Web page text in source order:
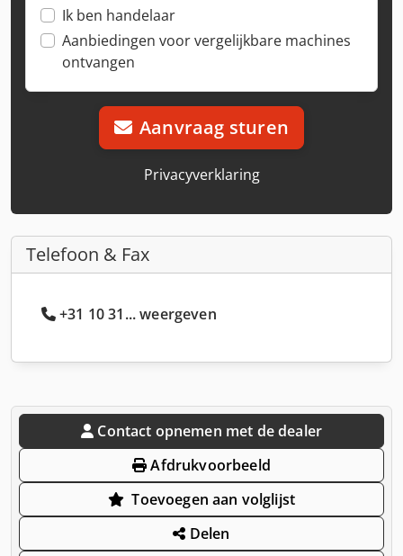
Ik ben handelaar
Aanbiedingen voor vergelijkbare machines
ontvangen
Aanvraag sturen
Privacyverklaring
Telefoon & Fax
+31 10 31... weergeven
Contact opnemen met de dealer
Afdrukvoorbeeld
Toevoegen aan volglijst
Delen